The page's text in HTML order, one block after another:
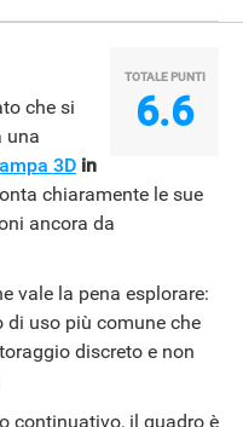
TOTALE PUNTI
6.6
che si
una
3D in
chiaramente le sue
ancora da
vale la pena esplorare:
di uso più comune che
discreto e non
continuativo, il quadro è